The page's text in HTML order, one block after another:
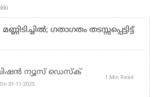
ഗതാഗതം തടസ്സപ്പെട്ടിട്ട്
ന്യൂസ് ഡെസ്‌ക്
01-11-2025
1 Min Read